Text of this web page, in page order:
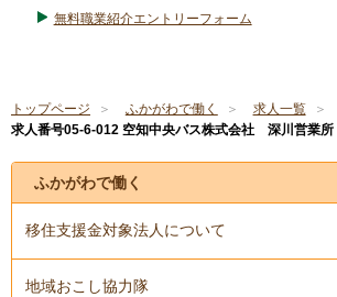
無料職業紹介エントリーフォーム
トップページ ふかがわで働く
求人一覧
求人番号05-6-012 空知中央バス株式会社 深川営業所
ふかがわで働く
移住支援金対象法人について
地域おこし協力隊